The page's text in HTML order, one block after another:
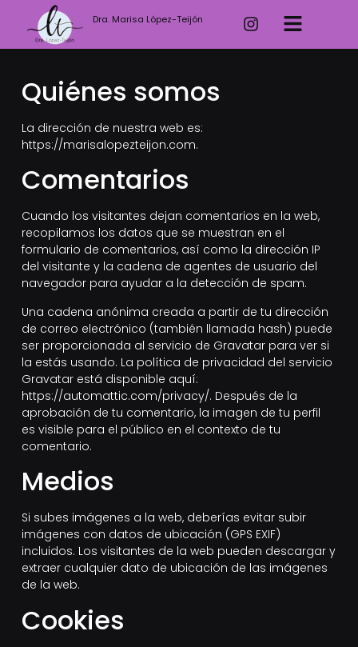
Dra. Marisa López-Teijón
Quiénes somos
La dirección de nuestra web es:
https://marisalopezteijon.com.
Comentarios
Cuando los visitantes dejan comentarios en la web,
recopilamos los datos que se muestran en el
formulario de comentarios, así como la dirección IP
del visitante y la cadena de agentes de usuario del
navegador para ayudar a la detección de spam.
Una cadena anónima creada a partir de tu dirección
de correo electrónico (también llamada hash) puede
ser proporcionada al servicio de Gravatar para ver si
la estás usando. La política de privacidad del servicio
Gravatar está disponible aquí:
https://automattic.com/privacy/. Después de la
aprobación de tu comentario, la imagen de tu perfil
es visible para el público en el contexto de tu
comentario.
Medios
Si subes imágenes a la web, deberías evitar subir
imágenes con datos de ubicación (GPS EXIF)
incluidos. Los visitantes de la web pueden descargar y
extraer cualquier dato de ubicación de las imágenes
de la web.
Cookies